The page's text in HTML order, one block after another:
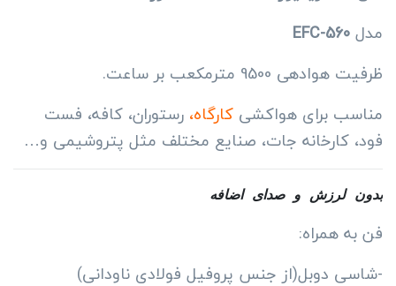
مدلEFC-560
ظرفیت هوادهی 9500 مترمکعب بر ساعت.
مناسب برای هواکشی کارگاه، رستوران، کافه، فست
فود، کارخانه جات، صنایع مختلف مثل پتروشیمی و…
بدون لرزش و صدای اضافه
فن به همراه:
-شاسی دوبل(از جنس پروفیل فولادی ناودانی)